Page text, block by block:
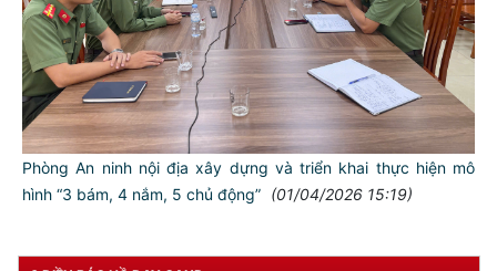
Phòng An ninh nội địa xây dựng và triển khai thực hiện mô
hình “3 bám, 4 nắm, 5 chủ động” (01/04/2026 15:19)
TƯ CÁCH
NGƯỜI CÔNG AN CÁCH MỆNH LÀ:
Đối với tự mình, phải
CẦN, KIỆM, LIÊM, CHÍNH
Đối với đồng sự, phải
THÂN ÁI GIÚP ĐỠ
Đối với chính phủ, phải